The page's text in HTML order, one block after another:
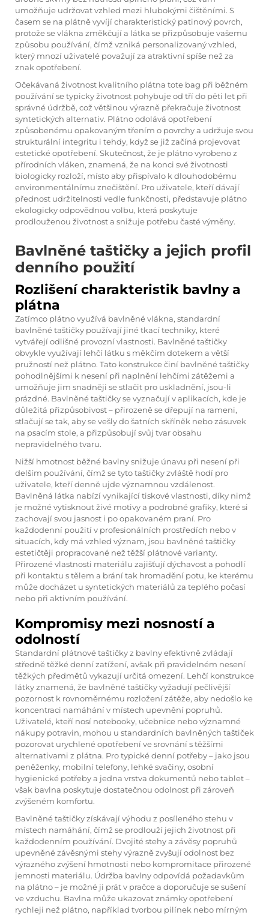
umožňuje udržovat vzhled mezi hlubokými čištěními. S
časem se na plátně vyvíjí charakteristický patinový povrch,
protože se vlákna změkčují a látka se přizpůsobuje vašemu
způsobu používání, čímž vzniká personalizovaný vzhled,
který mnozí uživatelé považují za atraktivní spíše než za
znak opotřebení.
Očekávaná životnost kvalitního plátna tote bag při běžném
používání se typicky životnost pohybuje od tří do pěti let při
správné údržbě, což většinou výrazně překračuje životnost
syntetických alternativ. Plátno odolává opotřebení
způsobenému opakovaným třením o povrchy a udržuje svou
strukturální integritu i tehdy, když se již začíná projevovat
estetické opotřebení. Skutečnost, že je plátno vyrobeno z
přírodních vláken, znamená, že na konci své životnosti
biologicky rozloží, místo aby přispívalo k dlouhodobému
environmentálnímu znečištění. Pro uživatele, kteří dávají
přednost udržitelnosti vedle funkčnosti, představuje plátno
ekologicky odpovědnou volbu, která poskytuje
prodlouženou životnost a snižuje potřebu časté výměny.
Bavlněné taštičky a jejich profil
denního použití
Rozlišení charakteristik bavlny a
plátna
Zatímco plátno využívá bavlněné vlákna, standardní
bavlněné taštičky používají jiné tkací techniky, které
vytvářejí odlišné provozní vlastnosti. Bavlněné taštičky
obvykle využívají lehčí látku s měkčím dotekem a větší
pružností než plátno. Tato konstrukce činí bavlněné taštičky
pohodlnějšími k nesení při naplnění lehčími zátěžemi a
umožňuje jim snadněji se stlačit pro uskladnění, jsou-li
prázdné. Bavlněné taštičky se vyznačují v aplikacích, kde je
důležitá přizpůsobivost – přirozeně se dřepují na rameni,
stlačují se tak, aby se vešly do šatních skříněk nebo zásuvek
na psacím stole, a přizpůsobují svůj tvar obsahu
nepravidelného tvaru.
Nižší hmotnost běžné bavlny snižuje únavu při nesení při
delším používání, čímž se tyto taštičky zvláště hodí pro
uživatele, kteří denně ujde významnou vzdálenost.
Bavlněná látka nabízí vynikající tiskové vlastnosti, díky nimž
je možné vytisknout živé motivy a podrobné grafiky, které si
zachovají svou jasnost i po opakovaném praní. Pro
každodenní použití v profesionálních prostředích nebo v
situacích, kdy má vzhled význam, jsou bavlněné taštičky
estetičtěji propracované než těžší plátnové varianty.
Přirozené vlastnosti materiálu zajišťují dýchavost a pohodlí
při kontaktu s tělem a brání tak hromadění potu, ke kterému
může docházet u syntetických materiálů za teplého počasí
nebo při aktivním používání.
Kompromisy mezi nosností a
odolností
Standardní plátnové taštičky z bavlny efektivně zvládají
středně těžké denní zatížení, avšak při pravidelném nesení
těžkých předmětů vykazují určitá omezení. Lehčí konstrukce
látky znamená, že bavlněné taštičky vyžadují pečlivější
pozornost k rovnoměrnému rozložení zátěže, aby nedošlo ke
koncentraci namáhání v místech upevnění popruhů.
Uživatelé, kteří nosí notebooky, učebnice nebo významné
nákupy potravin, mohou u standardních bavlněných taštiček
pozorovat urychlené opotřebení ve srovnání s těžšími
alternativami z plátna. Pro typické denní potřeby – jako jsou
peněženky, mobilní telefony, lehké svačiny, osobní
hygienické potřeby a jedna vrstva dokumentů nebo tablet –
však bavlna poskytuje dostatečnou odolnost při zároveň
zvýšeném komfortu.
Bavlněné taštičky získávají výhodu z posíleného stehu v
místech namáhání, čímž se prodlouží jejich životnost při
každodenním používání. Dvojité stehy a závěsy popruhů
upevněné závěsnými stehy výrazně zvyšují odolnost bez
výrazného zvýšení hmotnosti nebo kompromitace přirozené
jemnosti materiálu. Údržba bavlny odpovídá požadavkům
na plátno – je možné ji prát v pračce a doporučuje se sušení
ve vzduchu. Bavlna může ukazovat známky opotřebení
rychleji než plátno, například tvorbou pilínek nebo mírným